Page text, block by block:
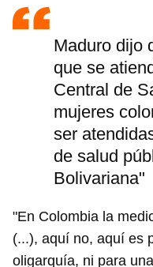
Maduro dijo
que se
Central de
mujeres
ser
de salud
Bolivariana"
"En Colombia la
(...), aquí no, aquí es
oligarquía, ni para